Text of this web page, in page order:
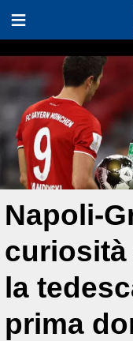
Napoli-
curiosità
la
prima